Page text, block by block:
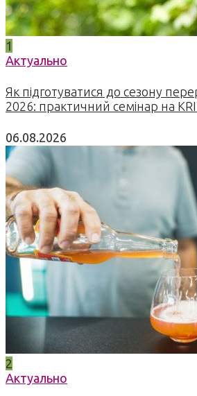
1
Актуально
Як підготуватися до сезону
2026: практичний семінар на
06.08.2026
2
Актуально